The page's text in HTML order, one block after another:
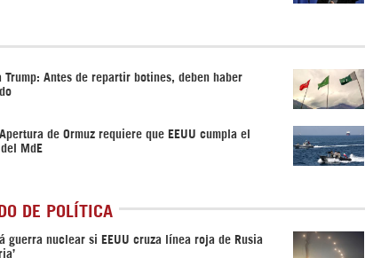
Trump: Antes de repartir botines, deben haber
de Ormuz requiere que EEUU cumpla el
MdE
DE POLÍTICA
guerra nuclear si EEUU cruza línea roja de Rusia